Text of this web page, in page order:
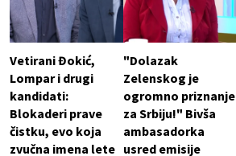
Vetirani Đokić,
Lompar i drugi
kandidati:
Blokaderi prave
čistku, evo koja
zvučna imena lete
"Dolazak
Zelenskog je
ogromno priznanje
za Srbiju!" Bivša
ambasadorka
usred emisije